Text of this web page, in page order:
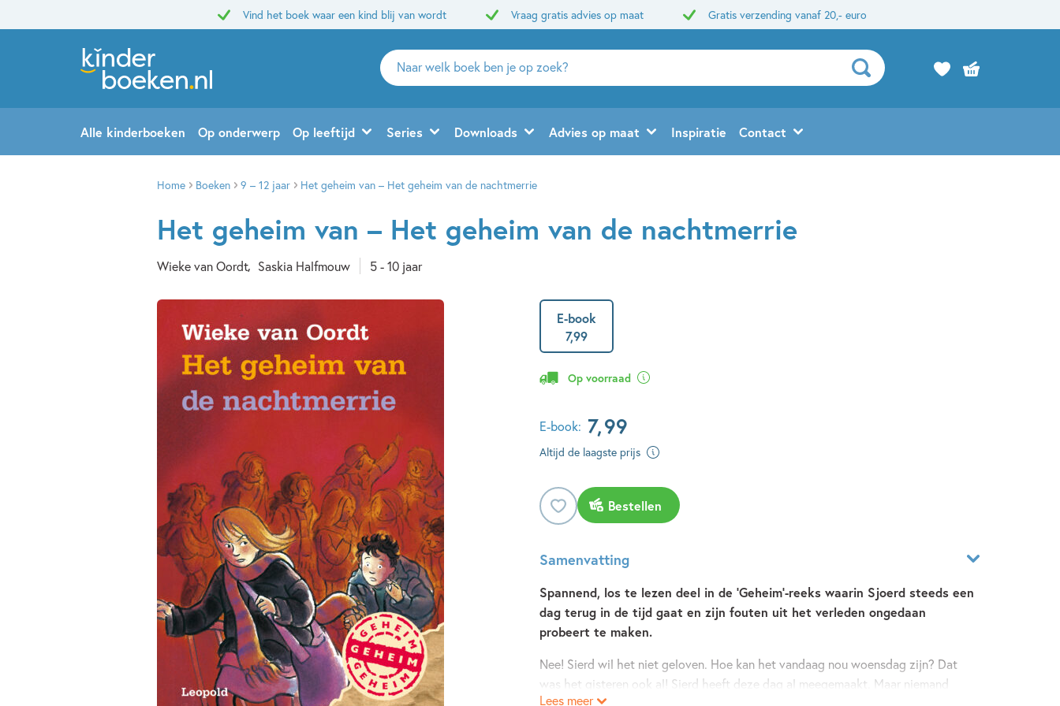
Vind het boek waar een kind blij van wordt Vraag gratis advies op maat Gratis verzending vanaf 20,- euro
Zoeken
naar
en
uitgevers
Alle kinderboeken Op onderwerp Op leeftijd Series Downloads Advies op maat Inspiratie Contact
Home Boeken 9 – 12 jaar Het geheim van – Het geheim van de nachtmerrie
Het geheim van – Het geheim van de nachtmerrie
Wieke van Oordt Saskia Halfmouw 5 - 10 jaar
E-book
7,99
Op voorraad
E-book: 7,99
Altijd de laagste prijs
Bestellen
Samenvatting
Spannend, los te lezen deel in de 'Geheim'-reeks waarin Sjoerd steeds een
dag terug in de tijd gaat en zijn fouten uit het verleden ongedaan
probeert te maken.
Nee! Sierd wil het niet geloven. Hoe kan het vandaag nou woensdag zijn? Dat
was het gisteren ook al! Sierd heeft deze dag al meegemaakt. Maar niemand
Lees meer